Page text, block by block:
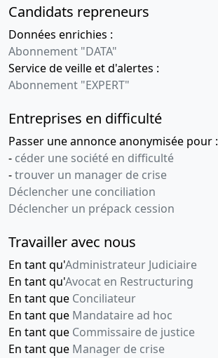
Candidats repreneurs
Données enrichies :
Abonnement "DATA"
Service de veille et d'alertes :
Abonnement "EXPERT"
Entreprises en difficulté
Passer une annonce anonymisée pour :
- céder une société en difficulté
-trouver un manager de crise
Déclencher une conciliation
Déclencher un prépack cession
Travailler avec nous
En tant qu'Administrateur Judiciaire
En tant qu'Avocat en Restructuring
En tant que Conciliateur
En tant que Mandataire ad hoc
En tant que Commissaire de justice
En tant que Manager de crise